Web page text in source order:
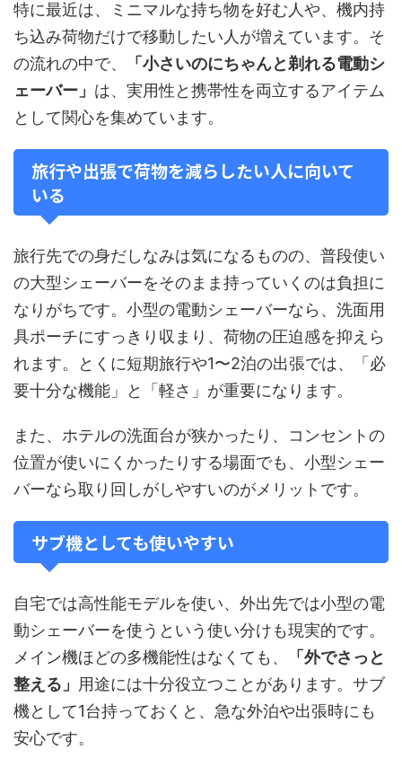
特に最近は、ミニマルな持ち物を好む人や、機内持
ち込み荷物だけで移動したい人が増えています。そ
の流れの中で、
「小さいのにちゃんと剃れる電動シ
ェーバー」 は、実用性と携帯性を両立するアイテム
として関心を集めています。
旅行や出張で荷物を減らしたい人に向いて
いる
旅行先での身だしなみは気になるものの、普段使い
の大型シェーバーをそのまま持っていくのは負担に
なりがちです。小型の電動シェーバーなら、洗面用
具ポーチにすっきり収まり、荷物の圧迫感を抑えら
れます。とくに短期旅行や1〜2泊の出張では、「必
要十分な機能」と「軽さ」が重要になります。
また、ホテルの洗面台が狭かったり、コンセントの
位置が使いにくかったりする場面でも、小型シェー
バーなら取り回しがしやすいのがメリットです。
サブ機としても使いやすい
自宅では高性能モデルを使い、外出先では小型の電
動シェーバーを使うという使い分けも現実的です。
メイン機ほどの多機能性はなくても、
「外でさっと
整える」 用途には十分役立つことがあります。サブ
機として1台持っておくと、急な外泊や出張時にも
安心です。